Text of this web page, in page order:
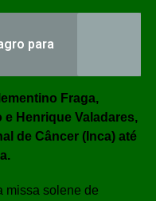
para
Fraga,
e Henrique Valadares,
de Câncer (Inca) até
missa solene de